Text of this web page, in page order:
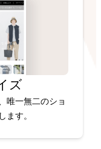
ズ
唯一無二のショ
ます。